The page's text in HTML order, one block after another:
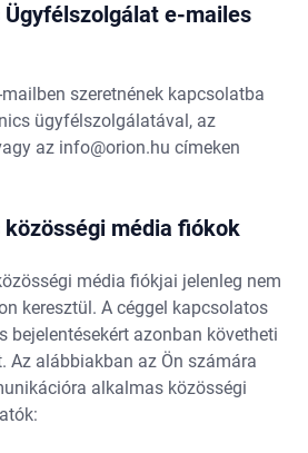
Ügyfélszolgálat e-mailes
szeretnének kapcsolatba
ügyfélszolgálatával, az
az info@orion.hu címeken
közösségi média fiókok
média fiókjai jelenleg nem
keresztül. A céggel kapcsolatos
bejelentésekért azonban követheti
Az alábbiakban az Ön számára
alkalmas közösségi